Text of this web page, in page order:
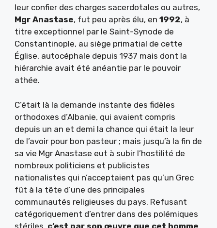
leur confier des charges sacerdotales ou autres,
Mgr Anastase, fut peu après élu, en 1992, à
titre exceptionnel par le Saint-Synode de
Constantinople, au siège primatial de cette
Église, autocéphale depuis 1937 mais dont la
hiérarchie avait été anéantie par le pouvoir
athée.
C’était là la demande instante des fidèles
orthodoxes d’Albanie, qui avaient compris
depuis un an et demi la chance qui était la leur
de l’avoir pour bon pasteur ; mais jusqu’à la fin de
sa vie Mgr Anastase eut à subir l’hostilité de
nombreux politiciens et publicistes
nationalistes qui n’acceptaient pas qu’un Grec
fût à la tête d’une des principales
communautés religieuses du pays. Refusant
catégoriquement d’entrer dans des polémiques
stériles, c’est par son œuvre que cet homme